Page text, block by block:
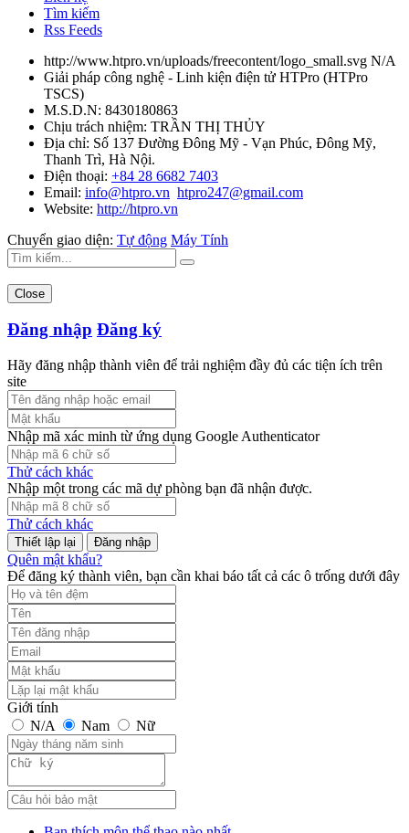
Tìm kiếm
Rss Feeds
http://www.htpro.vn/uploads/freecontent/logo_small.svg N/A
Giải pháp công nghệ - Linh kiện điện tử HTPro (HTPro
TSCS)
M.S.D.N: 8430180863
Chịu trách nhiệm: TRẦN THỊ THỦY
Địa chỉ: Số 137 Đường Đông Mỹ - Vạn Phúc, Đông Mỹ,
Thanh Trì, Hà Nội.
Điện thoại: +84 28 6682 7403
Email: info@htpro.vn htpro247@gmail.com
Website: http://htpro.vn
Chuyển giao diện: Tự động Máy Tính
Close
Đăng nhập Đăng ký
Hãy đăng nhập thành viên để trải nghiệm đầy đủ các tiện ích trên
site
Nhập mã xác minh từ ứng dụng Google Authenticator
Thử cách khác
Nhập một trong các mã dự phòng bạn đã nhận được.
Thử cách khác
Đăng nhập
Quên mật khẩu?
Để đăng ký thành viên, bạn cần khai báo tất cả các ô trống dưới đây
Giới tính
N/A
Nam Nữ